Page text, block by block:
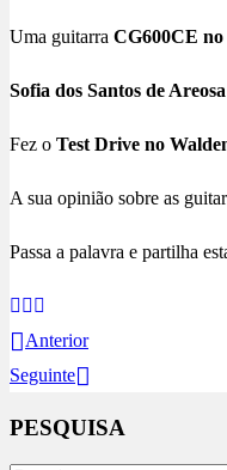
Uma guitarra CG600CE
Sofia dos Santos de
Fez o Test Drive no
A sua opinião sobre as
Passa a palavra e partilha
Anterior
Seguinte
PESQUISA